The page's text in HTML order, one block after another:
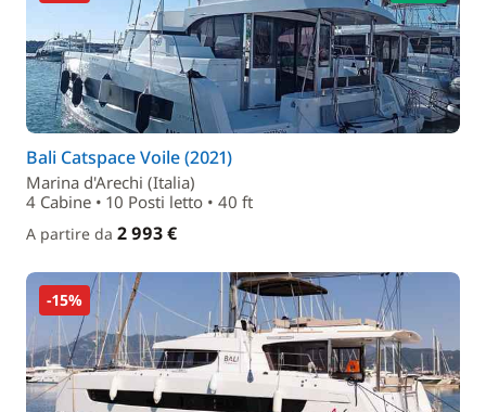
Bali Catspace Voile (2021)
Marina d'Arechi (Italia)
4 Cabine • 10 Posti letto • 40 ft
A partire da 2 993 €
-15%